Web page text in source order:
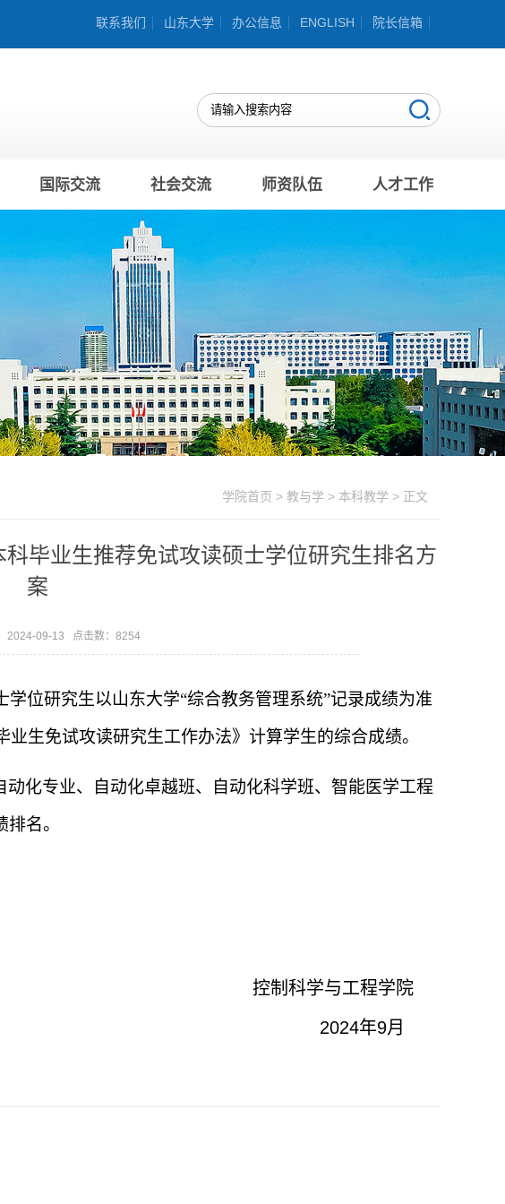
联系我们 山东大学 办公信息 ENGLISH 院长信箱
国际交流 社会交流 师资队伍 人才工作
学院首页 > 教与学 > 本科教学 > 正文
毕业生推荐免试攻读硕士学位研究生排名方
案
2024-09-13 点击数： 8254
位研究生以山东大学“综合教务管理系统”记录成绩为准
业生免试攻读研究生工作办法》计算学生的综合成绩。
化专业、自动化卓越班、自动化科学班、智能医学工程
名。
控制科学与工程学院
2024年9月